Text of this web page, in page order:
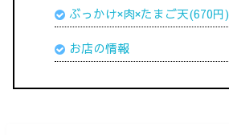
ぶっかけ×肉×たまご天(670円)
お店の情報